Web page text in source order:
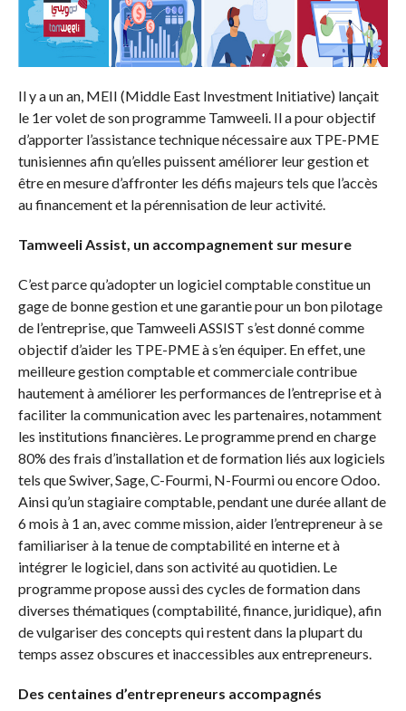
Il y a un an, MEII (Middle East Investment Initiative) lançait
le 1er volet de son programme Tamweeli. Il a pour objectif
d’apporter l’assistance technique nécessaire aux TPE-PME
tunisiennes afin qu’elles puissent améliorer leur gestion et
être en mesure d’affronter les défis majeurs tels que l’accès
au financement et la pérennisation de leur activité.
Tamweeli Assist, un accompagnement sur mesure
C’est parce qu’adopter un logiciel comptable constitue un
gage de bonne gestion et une garantie pour un bon pilotage
de l’entreprise, que Tamweeli ASSIST s’est donné comme
objectif d’aider les TPE-PME à s’en équiper. En effet, une
meilleure gestion comptable et commerciale contribue
hautement à améliorer les performances de l’entreprise et à
faciliter la communication avec les partenaires, notamment
les institutions financières. Le programme prend en charge
80% des frais d’installation et de formation liés aux logiciels
tels que Swiver, Sage, C-Fourmi, N-Fourmi ou encore Odoo.
Ainsi qu’un stagiaire comptable, pendant une durée allant de
6 mois à 1 an, avec comme mission, aider l’entrepreneur à se
familiariser à la tenue de comptabilité en interne et à
intégrer le logiciel, dans son activité au quotidien. Le
programme propose aussi des cycles de formation dans
diverses thématiques (comptabilité, finance, juridique), afin
de vulgariser des concepts qui restent dans la plupart du
temps assez obscures et inaccessibles aux entrepreneurs.
Des centaines d’entrepreneurs accompagnés